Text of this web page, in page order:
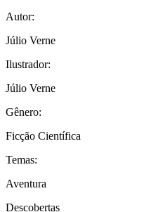
Autor:
Júlio Verne
Ilustrador:
Júlio Verne
Gênero:
Ficção Científica
Temas:
Aventura
Descobertas